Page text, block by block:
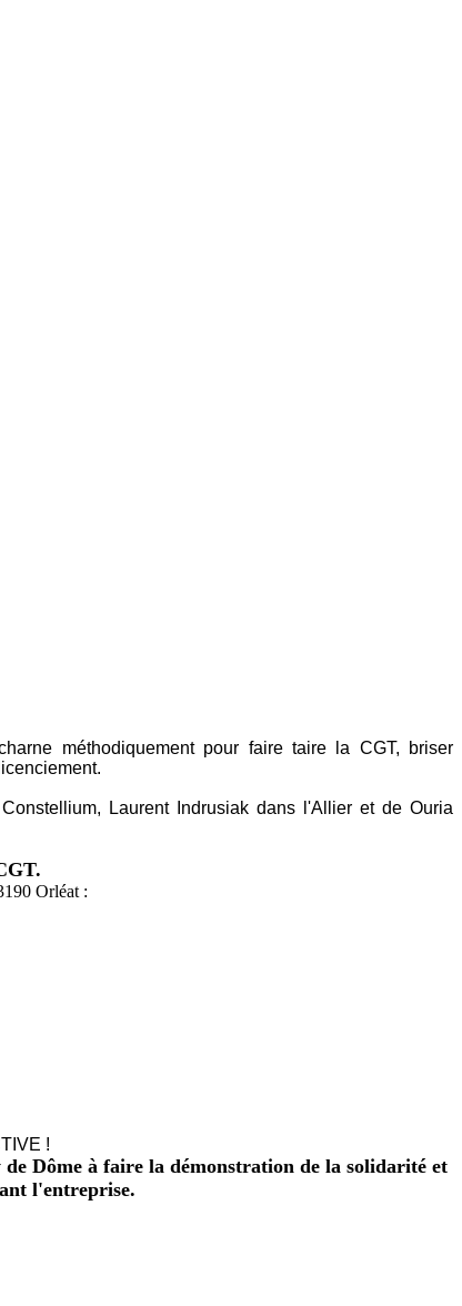
méthodiquement pour faire taire la CGT, briser
Laurent Indrusiak dans l'Allier et de Ouria
Orléat :
!
Dôme à faire la démonstration de la solidarité et
l'entreprise.